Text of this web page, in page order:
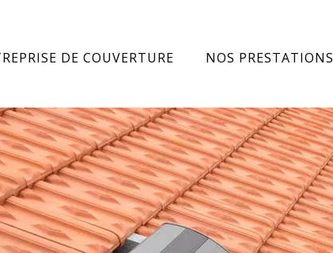
DE COUVERTURE NOS PRESTATIONS